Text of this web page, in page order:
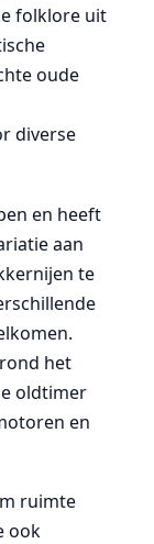
folklore uit
oude
diverse
en heeft
aan
te
het
oldtimer
en
ruimte
ook